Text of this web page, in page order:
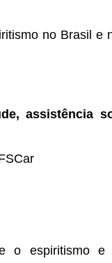
no Brasil e
assistência
o espiritismo e